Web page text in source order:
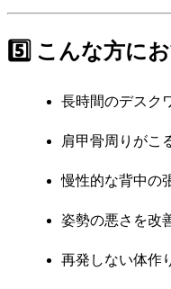
5️⃣ こんな方に
長時間のデスク
肩甲骨周りがこ
慢性的な背中の
姿勢の悪さを改
再発しない体作